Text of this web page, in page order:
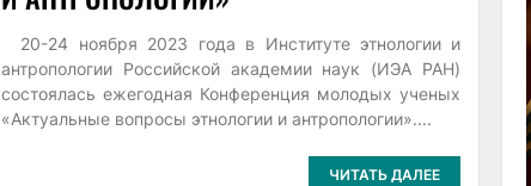
20-24 ноября 2023 года в Институте этнологии и
антропологии Российской академии наук (ИЭА РАН)
состоялась ежегодная Конференция молодых ученых
«Актуальные вопросы этнологии и антропологии»....
ЧИТАТЬ ДАЛЕЕ